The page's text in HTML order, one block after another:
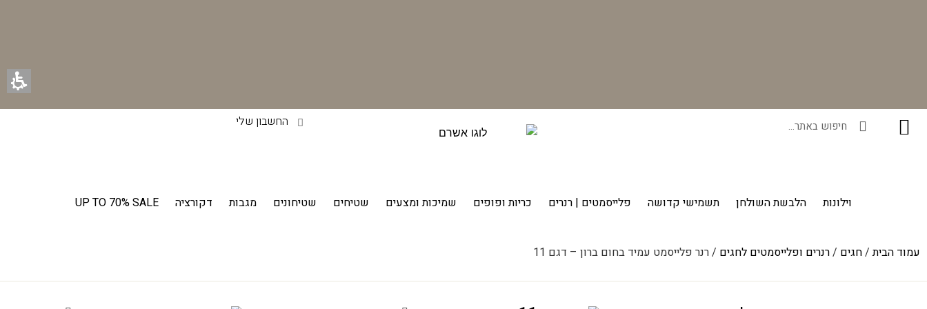
החשבון שלי
וילונות הלבשת השולחן תשמישי קדושה פלייסמטים | רנרים כריות ופופים שמיכות ומצעים שטיחים שטיחונים מגבות דקורציה UP TO 70% SALE
עמוד הבית/חגים /רנרים ופלייסמטים לחגים / רנר פלייסמט עמיד בחום ברון – דגם 11